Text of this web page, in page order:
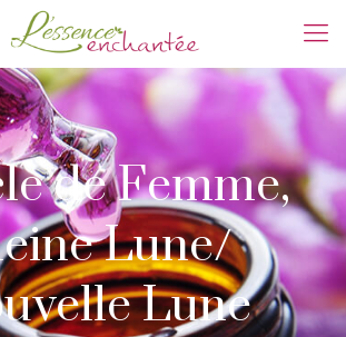
de Femme,
Lune/
Lune